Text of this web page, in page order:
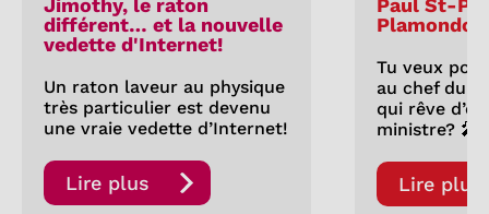
Jimothy, le raton
différent… et la nouvelle
vedette d'Internet!
Un raton laveur au physique
très particulier est devenu
une vraie vedette d’Internet!
Lire plus
Paul St-
Tu veux
au chef du
qui rêve
ministre? 🎤
Lire plus